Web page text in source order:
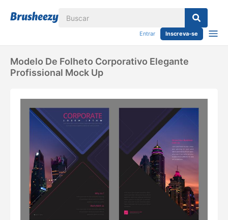
Entrar Inscreva-se
Modelo De Folheto Corporativo Elegante
Profissional Mock Up